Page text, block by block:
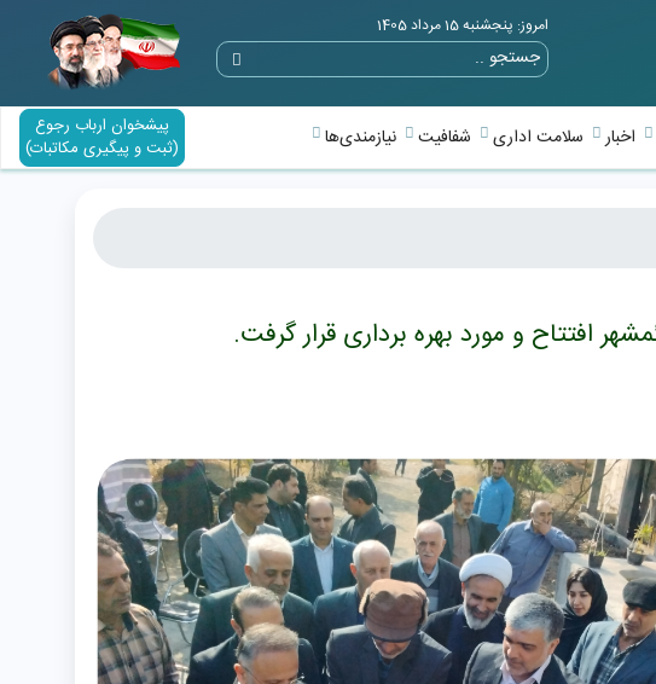
امروز: پنجشنبه 15 مرداد 1405
پیشخوان ارباب رجوع
(ثبت و پیگیری مکاتبات)
اخبار سلامت اداری شفافیت نیازمندی‌ها